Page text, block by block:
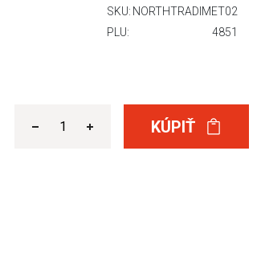
SKU: NORTHTRADIMET02
PLU:
4851
KÚPIŤ